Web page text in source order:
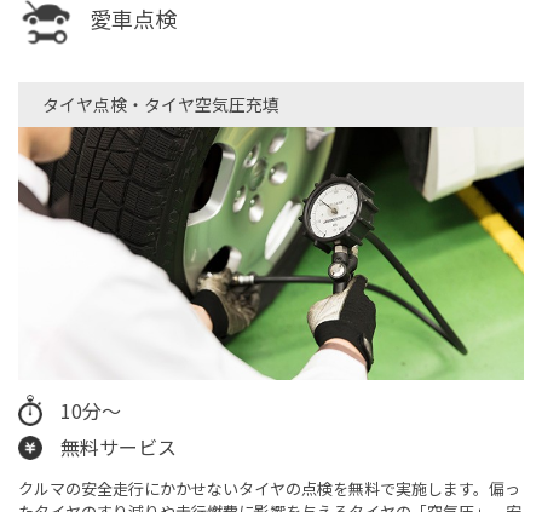
愛車点検
タイヤ点検・タイヤ空気圧充填​
10分～
無料サービス
クルマの安全走行にかかせないタイヤの点検を無料で実施します。偏っ